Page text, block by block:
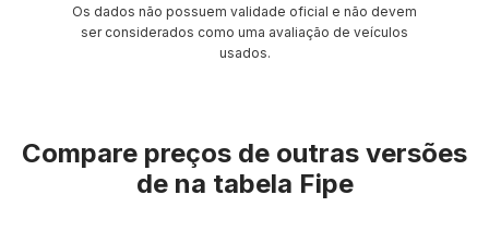
Os dados não possuem validade oficial e não devem
ser considerados como uma avaliação de veículos
usados.
Compare preços de outras versões
de na tabela Fipe